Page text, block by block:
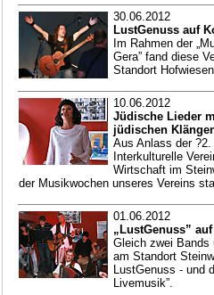
30.06.2012
LustGenuss auf
Im Rahmen der
Gera” fand diese
Standort
10.06.2012
Jüdische Lieder
jüdischen
Aus Anlass der
Interkulturelle
Wirtschaft im
der Musikwochen unseres Vereins
01.06.2012
„LustGenuss”
Gleich zwei Bands
am Standort
LustGenuss - und
Livemusik”.